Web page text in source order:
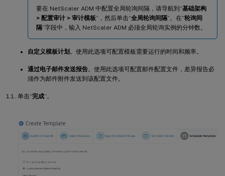
要在 NetScaler ADM 中配置全局轮询间隔，请导航到“基础架构
> 配置审计 > 审计模板”，然后单击“全局轮询间隔”。在“轮询间
隔”字段中，输入 NetScaler ADM 必须全局轮询实例的分钟数。
自定义模板计划 。使用此选项可配置模板需要运行的时间和频率。
通过电子邮件发送报告。使用此选项可配置邮件配置文件，差异报告必
须作为邮件附件发送到该配置文件。
单击“完成”。